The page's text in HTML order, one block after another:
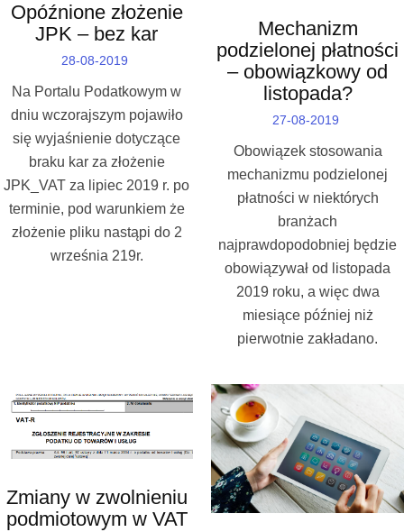
Opóźnione złożenie
JPK – bez kar
28-08-2019
Na Portalu Podatkowym w
dniu wczorajszym pojawiło
się wyjaśnienie dotyczące
braku kar za złożenie
JPK_VAT za lipiec 2019 r. po
terminie, pod warunkiem że
złożenie pliku nastąpi do 2
września 219r.
Mechanizm
podzielonej płatności
– obowiązkowy od
listopada?
27-08-2019
Obowiązek stosowania
mechanizmu podzielonej
płatności w niektórych
branżach
najprawdopodobniej będzie
obowiązywał od listopada
2019 roku, a więc dwa
miesiące później niż
pierwotnie zakładano.
Zmiany w zwolnieniu
podmiotowym w VAT